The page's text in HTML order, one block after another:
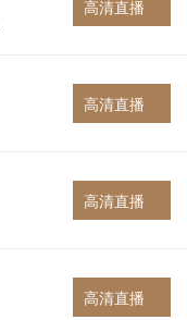
高清直播
高清直播
高清直播
高清直播